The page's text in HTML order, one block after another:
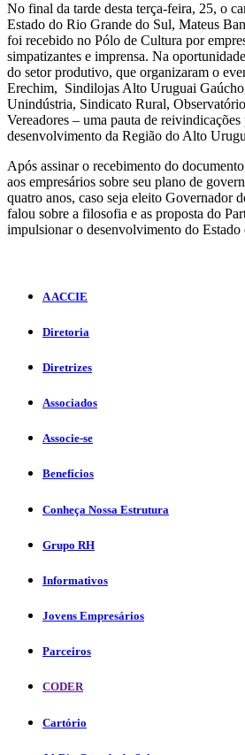
No final da tarde desta terça-feira, 25, o
Estado do Rio Grande do Sul, Mateus
foi recebido no Pólo de Cultura por
simpatizantes e imprensa. Na
do setor produtivo, que organizaram o
Erechim, Sindilojas Alto Uruguai
Unindústria, Sindicato Rural,
Vereadores – uma pauta de reivindicações
desenvolvimento da Região do Alto
Após assinar o recebimento do
aos empresários sobre seu plano de
quatro anos, caso seja eleito Governador
falou sobre a filosofia e as proposta do
impulsionar o desenvolvimento do Estado
A ACCIE
Diretoria
Diretrizes
Associados
Associe-se
Benefícios
Conheça Nossa Estrutura
Grupo RH
Informativos
Jovens Empresários
Parceiros
CODER
Cartório